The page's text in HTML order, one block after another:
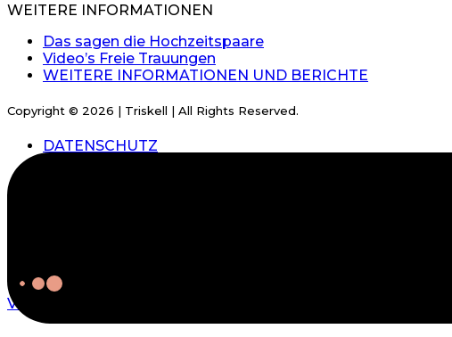
WEITERE INFORMATIONEN
Das sagen die Hochzeitspaare
Video’s Freie Trauungen
WEITERE INFORMATIONEN UND BERICHTE
Copyright © 2026 | Triskell | All Rights Reserved.
DATENSCHUTZ
Start typing and press Enter to search
View more